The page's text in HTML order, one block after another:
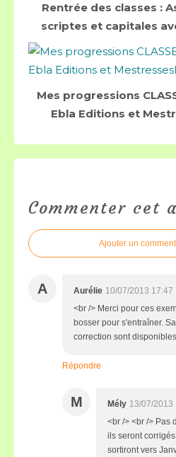
Rentrée des classes :
scriptes et capitales
Mes progressions
Ebla Editions et
Commenter cet
Ajouter un
A Aurélie 10/07/2013 17:47
<br /> Merci pour ces
bosser pour s'entraîner.
correction sont
Répondre
M Mély 13/07/2013
<br /> <br /> Pas
ils seront
sortiront vers